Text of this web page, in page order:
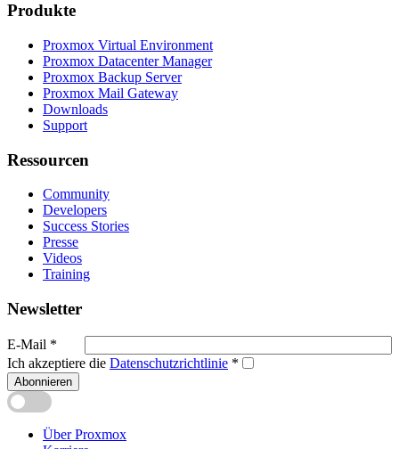
Produkte
Proxmox Virtual Environment
Proxmox Datacenter Manager
Proxmox Backup Server
Proxmox Mail Gateway
Downloads
Support
Ressourcen
Community
Developers
Success Stories
Presse
Videos
Training
Newsletter
E-Mail *
Ich akzeptiere die Datenschutzrichtlinie *
Abonnieren
Über Proxmox